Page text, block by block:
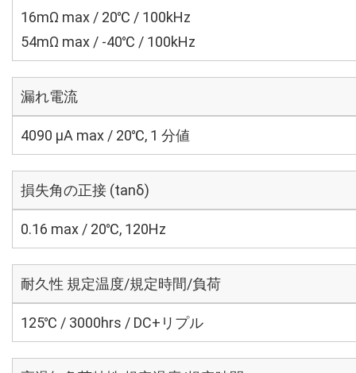
16mΩ max / 20℃ / 100kHz
54mΩ max / -40℃ / 100kHz
漏れ電流
4090 μA max / 20℃, 1 分値
損失角の正接 (tanδ)
0.16 max / 20℃, 120Hz
耐久性 規定温度/規定時間/負荷
125℃ / 3000hrs / DC+リプル